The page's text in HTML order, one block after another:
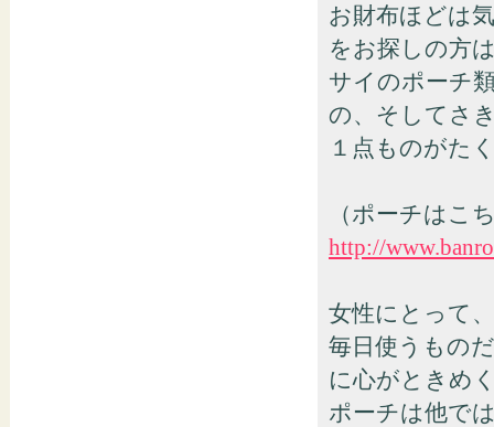
お財布ほどは
をお探しの方
サイのポーチ
の、そしてさ
１点ものがた
（ポーチはこ
http://
女性にとって
毎日使うもの
に心がときめ
ポーチは他で